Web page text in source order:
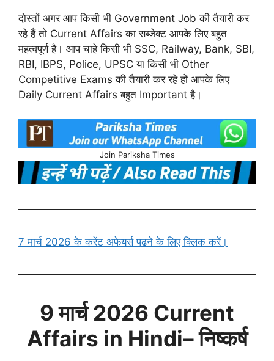
दोस्तों अगर आप किसी भी Government Job की तैयारी कर
रहे हैं तो Current Affairs का सब्जेक्ट आपके लिए बहुत
महत्वपूर्ण है। आप चाहे किसी भी SSC, Railway, Bank, SBI,
RBI, IBPS, Police, UPSC या किसी भी Other
Competitive Exams की तैयारी कर रहे हों आपके लिए
Daily Current Affairs बहुत Important है।
Join Pariksha Times
7 मार्च 2026 के करेंट अफेयर्स पढने के लिए क्लिक करें।
9 मार्च2026 Current
Affairs in Hindi– निष्कर्ष